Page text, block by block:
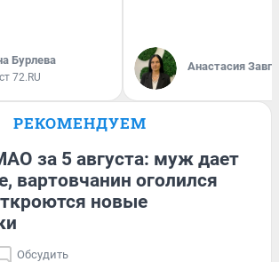
Бурлева
72.RU
Анастасия
РЕКОМЕНДУЕМ
за 5 августа: муж дает
вартовчанин оголился
новые
Обсудить